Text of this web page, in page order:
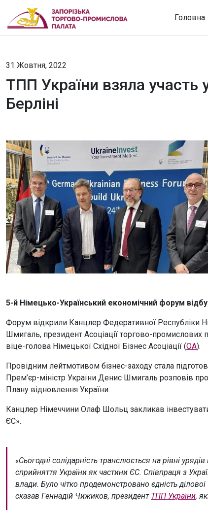
Головна
31 Жовтня, 2022
ТПП України взяла участь
Берліні
5-й Німецько-Український економічний форум
Форум відкрили Канцлер Федеративної Республіки
Шмигаль, президент Асоціації торгово-промислових
віце-голова Німецької Східної Бізнес Асоціації (OA).
Провідним лейтмотивом бізнес-заходу стала
Прем’єр-міністр України Денис Шмигаль розповів
Плану відновлення України.
Канцлер Німеччини Олаф Шольц закликав
ЄС».
«Сьогодні солідарність транслюється на рівні
сприйняття України як частини ЄС. Співпраця з
влади. Було чітко продемонстровано єдність
сказав Геннадій Чижиков, президент ТПП України,